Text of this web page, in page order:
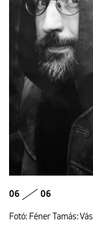
06 06
Fotó: Féner Tamás: